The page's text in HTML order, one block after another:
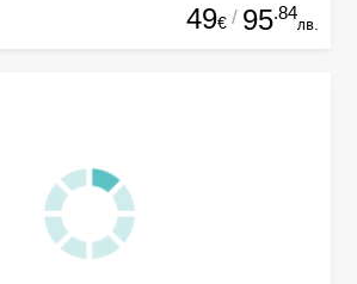
49€ / 95.84
лв.